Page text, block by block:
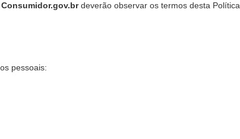
Consumidor.gov.brdeverão observar os termos desta Política.
pessoais: